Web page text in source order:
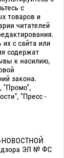
с
товаров и
читателей
с сайта или
содержат
к насилию,
закона.
"Промо",
"Пресс -
ЭЛ № ФС